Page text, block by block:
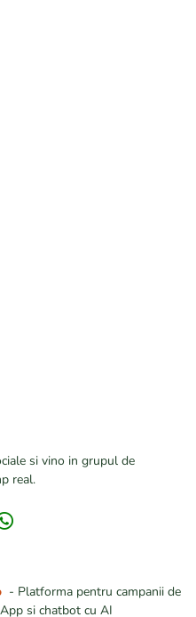
si vino in grupul de
real.
- Platforma pentru campanii de
si chatbot cu AI